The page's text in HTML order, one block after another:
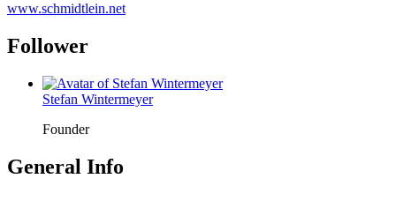
www.schmidtlein.net
Follower
Stefan Wintermeyer
Founder
General Info